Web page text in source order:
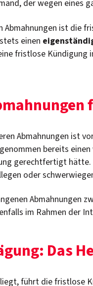
der wegen eines
Abmahnungen ist die
einen
fristlose Kündigung
Abmahnungen ist
bereits
gerechtfertigt
oder
Abmahnungen
im Rahmen der
Das
führt die fristlose